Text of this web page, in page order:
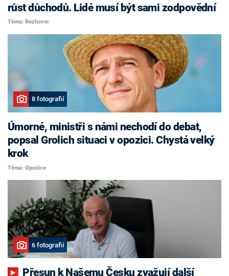
růst důchodů. Lidé musí být sami zodpovědní
Téma: Rozhovor
8 fotografií
Úmorné, ministři s námi nechodí do debat,
popsal Grolich situaci v opozici. Chystá velký
krok
Téma: Opozice
6 fotografií